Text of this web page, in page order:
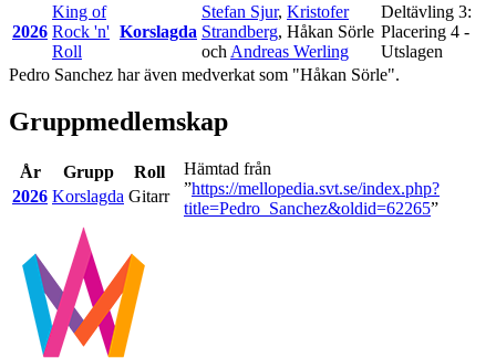
2026
King of
Rock 'n'
Roll
Korslagda
Stefan Sjur, Kristofer
Strandberg, Håkan Sörle
och Andreas Werling
Deltävling 3:
Placering 4 -
Utslagen
Pedro Sanchez har även medverkat som "Håkan Sörle".
Gruppmedlemskap
År Grupp
Roll
2026 Korslagda Gitarr
Hämtad från
”https://mellopedia.svt.se/index.php?
title=Pedro_Sanchez&oldid=62265”